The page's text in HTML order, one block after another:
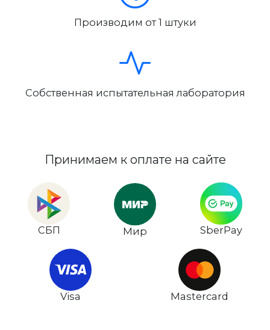
Производим от 1 штуки
Собственная испытательная лаборатория
Принимаем к оплате на сайте
СБП Мир SberPay
Visa Mastercard